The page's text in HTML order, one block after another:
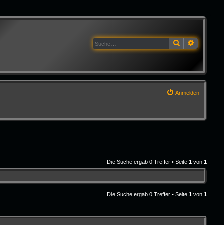
Suche
Anmelden
Die Suche ergab 0 Treffer • Seite1 von1
Die Suche ergab 0 Treffer • Seite1 von1